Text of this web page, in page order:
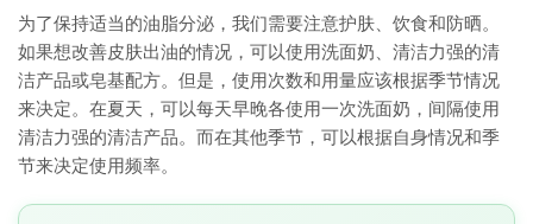
为了保持适当的油脂分泌，我们需要注意护肤、饮食和防晒。
如果想改善皮肤出油的情况，可以使用洗面奶、清洁力强的清
洁产品或皂基配方。但是，使用次数和用量应该根据季节情况
来决定。在夏天，可以每天早晚各使用一次洗面奶，间隔使用
清洁力强的清洁产品。而在其他季节，可以根据自身情况和季
节来决定使用频率。